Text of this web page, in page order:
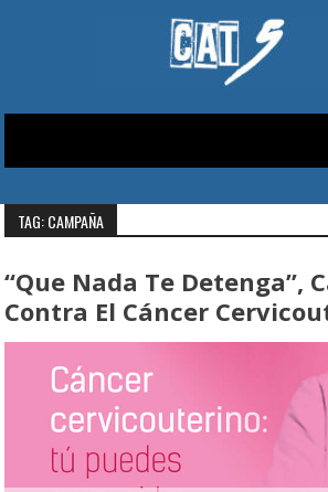
Cat 5
TAG: CAMPAÑA
“Que Nada Te Detenga”,
Contra El Cáncer